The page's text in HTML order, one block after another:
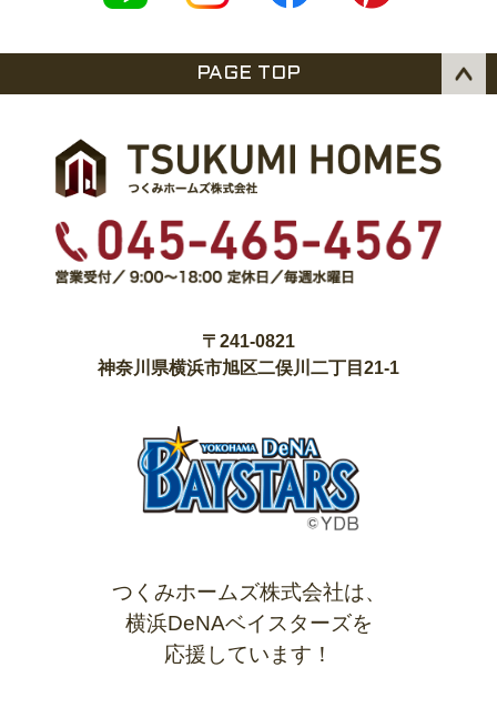
PAGE TOP
〒241-0821
神奈川県横浜市旭区二俣川二丁目21-1
つくみホームズ株式会社は、
横浜DeNAベイスターズを
応援しています！